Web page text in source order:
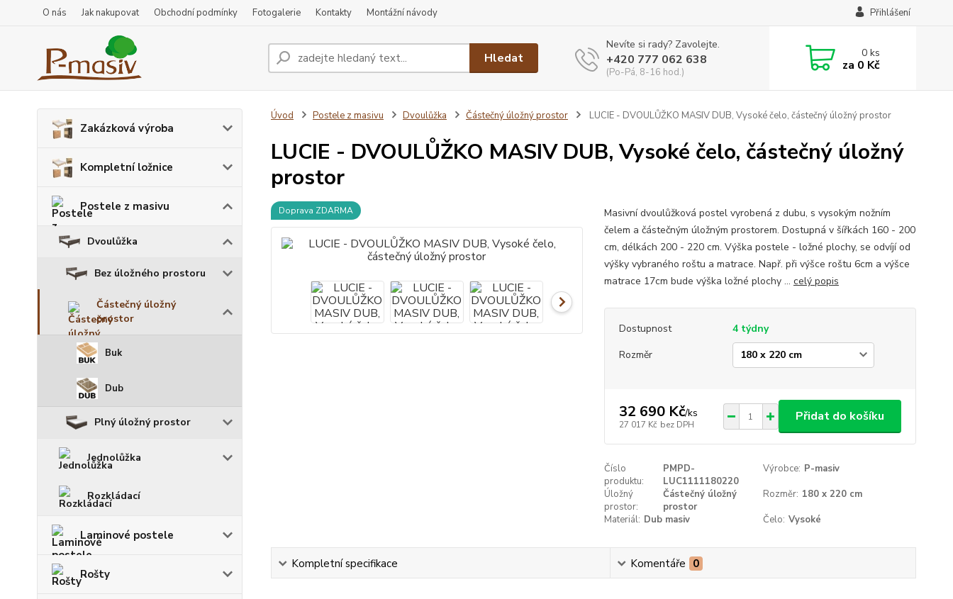
O nás Jak nakupovat Obchodní podmínky Fotogalerie Kontakty Montážní návody Přihlášení
Hledat
Nevíte si rady? Zavolejte.
+420 777 062 638
(Po-Pá, 8-16 hod.)
0ks
za 0 Kč
Zakázková výroba
Kompletní ložnice
Postele z masivu
Dvoulůžka
Bez úložného prostoru
Částečný úložný
prostor
Buk
Dub
Plný úložný prostor
Jednolůžka
Rozkládací
Laminové postele
Rošty
Úvod Postele z masivu Dvoulůžka Částečný úložný prostor LUCIE - DVOULŮŽKO MASIV DUB, Vysoké čelo, částečný úložný prostor
LUCIE - DVOULŮŽKO MASIV DUB, Vysoké čelo, částečný úložný
prostor
Doprava ZDARMA
Masivní dvoulůžková postel vyrobená z dubu, s vysokým nožním
čelem a částečným úložným prostorem. Dostupná v šířkách 160 - 200
cm, délkách 200 - 220 cm. Výška postele - ložné plochy, se odvíjí od
výšky vybraného roštu a matrace. Např. při výšce roštu 6cm a výšce
matrace 17cm bude výška ložné plochy ... celý popis
Dostupnost
4 týdny
Rozměr
32 690 Kč/ks
27 017 Kč bez DPH
Přidat do košíku
Číslo
produktu:
PMPD-
LUC1111180220
Výrobce: P-masiv
Úložný
prostor:
Částečný úložný
prostor
Rozměr: 180 x 220 cm
Materiál: Dub masiv Čelo: Vysoké
Kompletní specifikace Komentáře 0